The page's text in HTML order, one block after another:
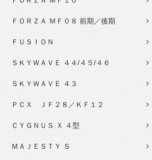
ＦＯＲＺＡ ＭＦ０８ 前期／後期
ＦＵＳＩＯＮ
ＳＫＹＷＡＶＥ ４４/４５/４６
ＳＫＹＷＡＶＥ ４３
ＰＣＸ ＪＦ２８／ＫＦ１２
ＣＹＧＮＵＳ Ｘ ４型
ＭＡＪＥＳＴＹ Ｓ